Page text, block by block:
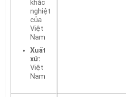
khắc
nghiệt
của
Việt
Nam
Xuất
xứ:
Việt
Nam